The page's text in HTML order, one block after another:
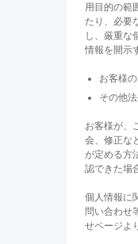
用目的の範
たり、必要
し、厳重な
情報を開示
お客様
その他
お客様が、
会、修正な
が定める方
認できた場
個人情報に
問い合わせ
せページよ